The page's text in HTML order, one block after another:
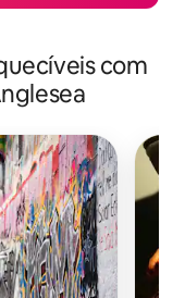
com